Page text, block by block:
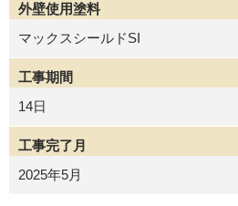
外壁使用塗料
マックスシールドSI
工事期間
14日
工事完了月
2025年5月